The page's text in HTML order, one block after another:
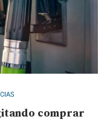
comprar